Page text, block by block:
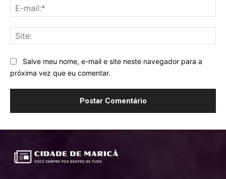
Salve meu nome, e-mail e site neste navegador para a
próxima vez que eu comentar.